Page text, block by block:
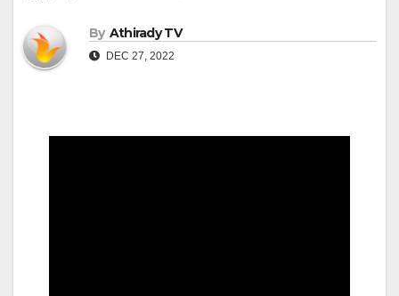
By Athirady TV
DEC 27, 2022